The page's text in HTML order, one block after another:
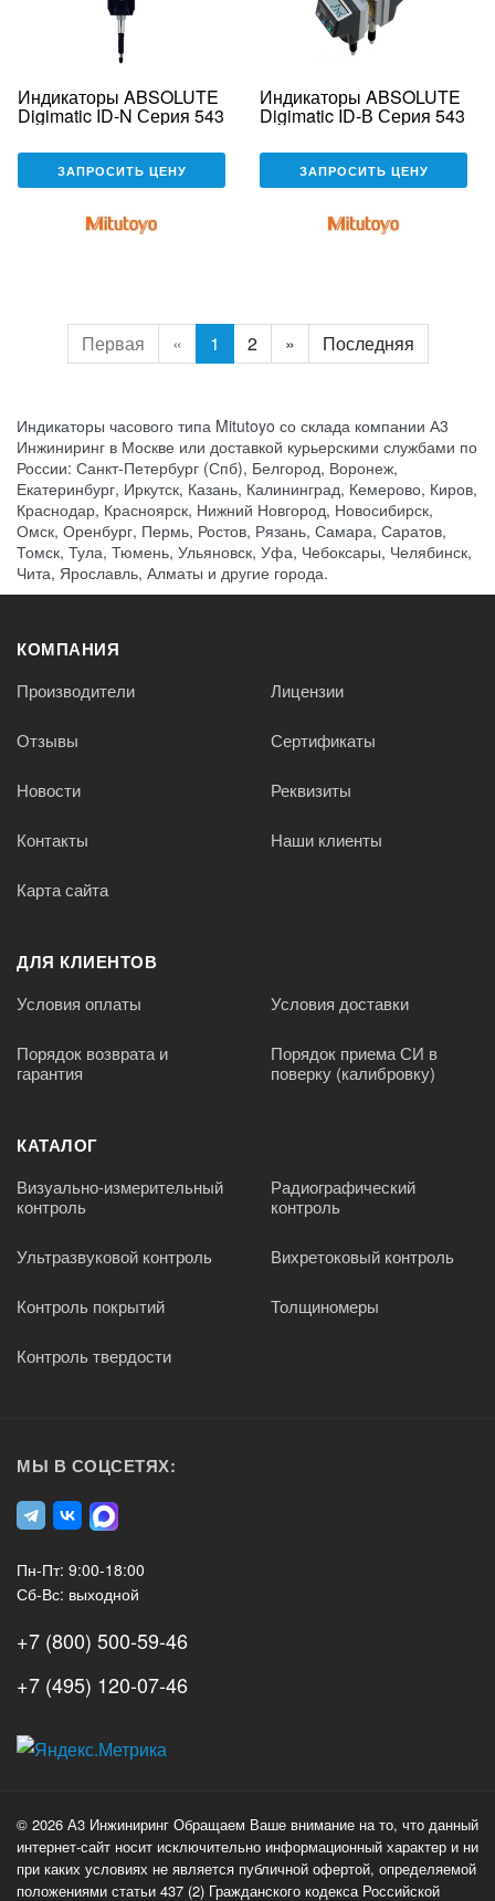
Индикаторы ABSOLUTE
Digimatic ID-N Серия 543
ЗАПРОСИТЬ ЦЕНУ
Индикаторы ABSOLUTE
Digimatic ID-В Серия 543
ЗАПРОСИТЬ ЦЕНУ
Первая « 1 2 » Последняя
Индикаторы часового типа Mitutoyo со склада компании А3
Инжиниринг в Москве или доставкой курьерскими службами по
России: Санкт-Петербург (Спб), Белгород, Воронеж,
Екатеринбург, Иркутск, Казань, Калининград, Кемерово, Киров,
Краснодар, Красноярск, Нижний Новгород, Новосибирск,
Омск, Оренбург, Пермь, Ростов, Рязань, Самара, Саратов,
Томск, Тула, Тюмень, Ульяновск, Уфа, Чебоксары, Челябинск,
Чита, Ярославль, Алматы и другие города.
КОМПАНИЯ
Производители Лицензии
Отзывы Сертификаты
Новости Реквизиты
Контакты Наши клиенты
Карта сайта
ДЛЯ КЛИЕНТОВ
Условия оплаты Условия доставки
Порядок возврата и
гарантия
Порядок приема СИ в
поверку (калибровку)
КАТАЛОГ
Визуально-измерительный
контроль
Радиографический
контроль
Ультразвуковой контроль Вихретоковый контроль
Контроль покрытий Толщиномеры
Контроль твердости
МЫ В СОЦСЕТЯХ:
Пн-Пт: 9:00-18:00
Сб-Вс: выходной
+7 (800) 500-59-46
+7 (495) 120-07-46
Нагорный
проезд
д.7
© 2026 А3 Инжиниринг Обращаем Ваше внимание на то, что данный
интернет-сайт носит исключительно информационный характер и ни
при каких условиях не является публичной офертой, определяемой
положениями статьи 437 (2) Гражданского кодекса Российской